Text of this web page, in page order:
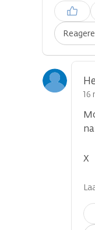
Inloggen
plaatsen
16
X